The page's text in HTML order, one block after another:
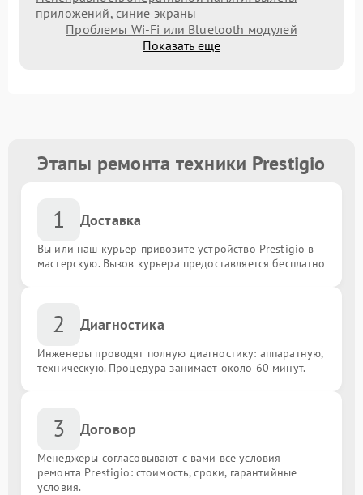
приложений, синие экраны
Проблемы Wi‑Fi или Bluetooth модулей
Показать еще
Этапы ремонта техники Prestigio
1 Доставка
Вы или наш курьер привозите устройство Prestigio в
мастерскую. Вызов курьера предоставляется бесплатно
2 Диагностика
Инженеры проводят полную диагностику: аппаратную,
техническую. Процедура занимает около 60 минут.
3 Договор
Менеджеры согласовывают с вами все условия
ремонта Prestigio: стоимость, сроки, гарантийные
условия.